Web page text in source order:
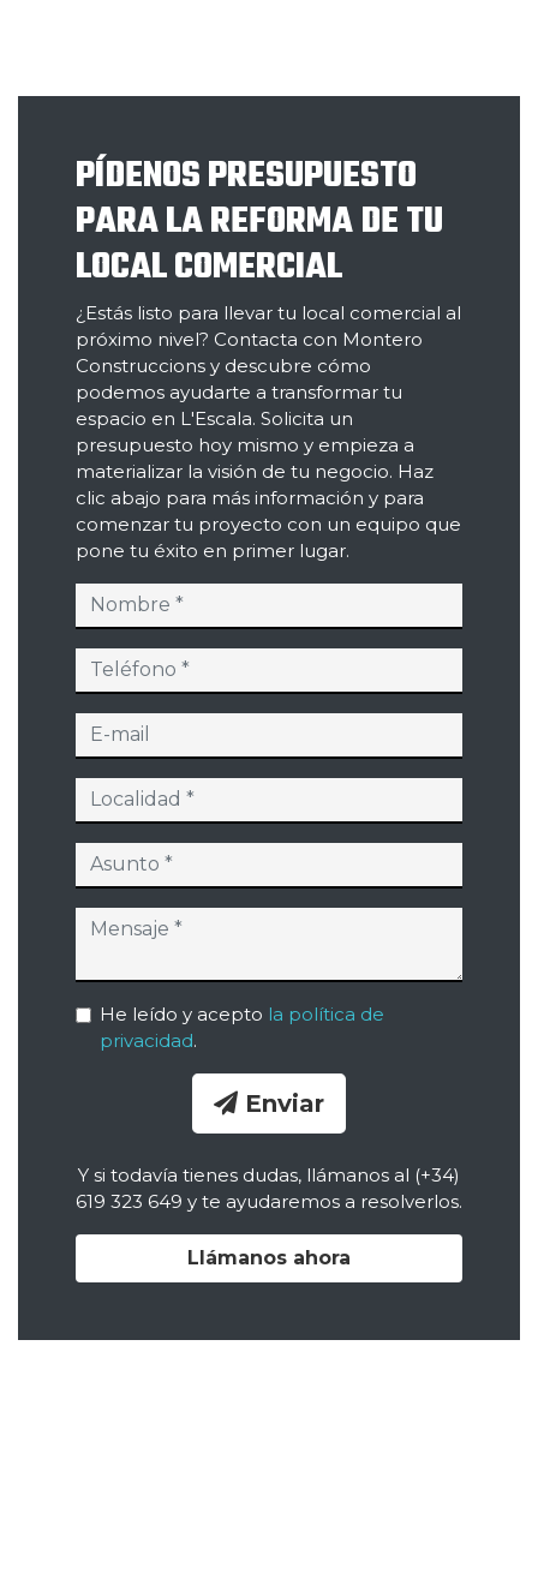
PÍDENOS PRESUPUESTO
PARA LA REFORMA DE TU
LOCAL COMERCIAL
¿Estás listo para llevar tu local comercial al
próximo nivel? Contacta con Montero
Construccions y descubre cómo
podemos ayudarte a transformar tu
espacio en L'Escala. Solicita un
presupuesto hoy mismo y empieza a
materializar la visión de tu negocio. Haz
clic abajo para más información y para
comenzar tu proyecto con un equipo que
pone tu éxito en primer lugar.
He leído y acepto la política de
privacidad.
Enviar
Y si todavía tienes dudas, llámanos al (+34)
619 323 649 y te ayudaremos a resolverlos.
Llámanos ahora